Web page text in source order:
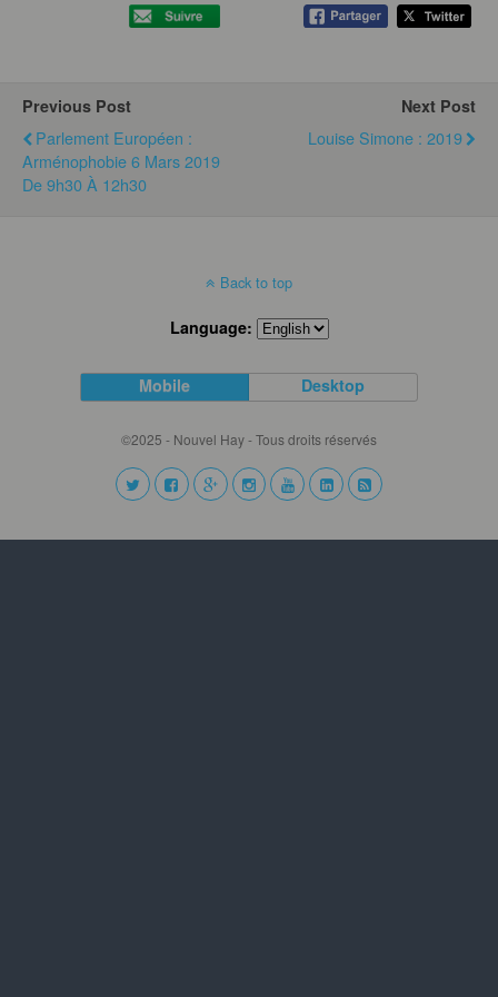
Previous Post
Parlement Européen :
Arménophobie 6 Mars 2019
De 9h30 À 12h30
Next Post
Louise Simone : 2019
Back to top
Language:
Mobile Desktop
©2025 - Nouvel Hay - Tous droits réservés